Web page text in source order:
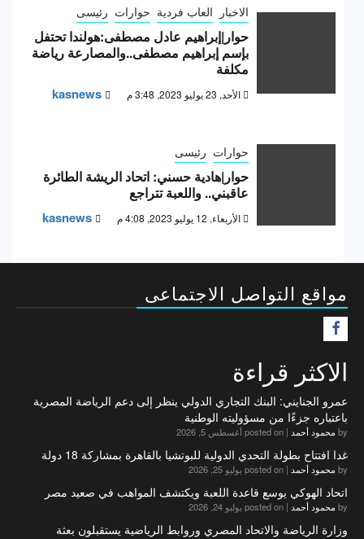
الاخبار العاب فردية حوارات رئيسى
حوار|إبراهيم عادل مصطفى:هولندا تحتفل
بإسم إبراهيم مصطفى..والمصارعة رياضة
مكلفة
الأحد, 23 يوليو 2023, 3:48 م kasnews
حوارات رئيسى
حوار|هادية حسني: اتحاد الريشة الطائرة
عاقبني.. واللعبة تتراجع
الأربعاء, 12 يوليو 2023, 4:08 م kasnews
مواقع التواصل الاجتماعى
الاكثر قراءة
عمرو الجنايني: البنك التجاري الدولي ينظر إلى دعم الرياضة المصرية
باعتباره جزءًا من مسؤوليته الوطنية
by محمود أحمد | posted on أغسطس 5, 2026
غدا افتتاح بطولة التحدي الدولية للبوتشيا بالقاهرة بمشاركة 18 دولة
by محمود أحمد | posted on يوليو 25, 2026
اتحاد الهوكي يوسع قاعدة اللعبة ويكتشف المواهب في صعيد مصر
by محمود أحمد | posted on يوليو 24, 2026
وزارة الرياضة والاتحاد المصري وروابط الرياضية يستقبلون بعثة